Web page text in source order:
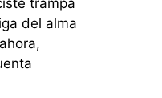
del alma